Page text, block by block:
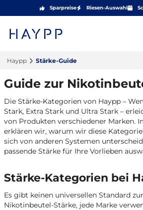
Sparpreise Riesen-Auswahl
Haypp‎ Stärke-Guide‎
Guide zur
Die Stärke-Kategorien von Haypp –
Stark, Extra Stark und Ultra Stark –
von Produkten verschiedener Marken.
erklären wir, warum wir diese
sich von anderen Systemen
passende Stärke für Ihre Vorlieben
Stärke-Kategorien bei
Es gibt keinen universellen Standard
Nikotinbeutel-Stärke, jede Marke